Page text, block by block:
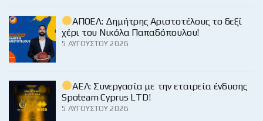
ΑΠΟΕΛ: Δημήτρης Αριστοτέλους το δεξί
χέρι του Νικόλα Παπαδόπουλου!
5 ΑΥΓΟΎΣΤΟΥ 2026
ΑΕΛ: Συνεργασία με την εταιρεία ένδυσης
Spoteam Cyprus LTD!
5 ΑΥΓΟΎΣΤΟΥ 2026